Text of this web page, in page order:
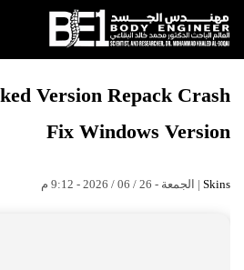
×
البقاعي
الأبحاث
Version Repack Crash
Fix Windows Version
Skins | الجمعة - 26 / 06 / 2026 - 9:12 م